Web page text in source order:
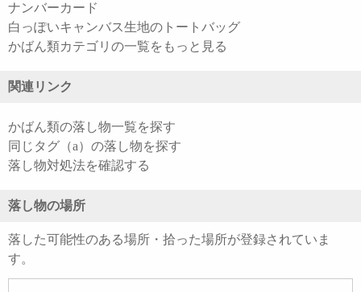
ナンバーカード
白っぽいキャンバス生地のトートバッグ
かばん類カテゴリの一覧をもっと見る
関連リンク
かばん類の落し物一覧を探す
同じタグ（a）の落し物を探す
落し物対処法を確認する
落し物の場所
落した可能性のある場所・拾った場所が登録されていま
す。